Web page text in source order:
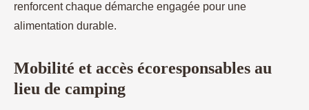
renforcent chaque démarche engagée pour une
alimentation durable.
Mobilité et accès écoresponsables au
lieu de camping